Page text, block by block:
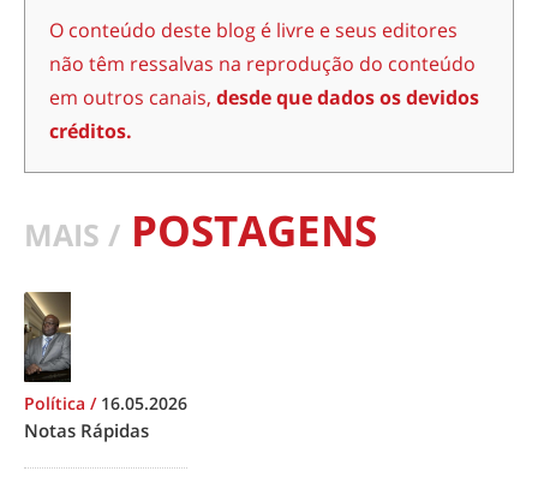
O conteúdo deste blog é livre e seus editores
não têm ressalvas na reprodução do conteúdo
em outros canais, desde que dados os devidos
créditos.
MAIS / POSTAGENS
Política / 16.05.2026
Notas Rápidas